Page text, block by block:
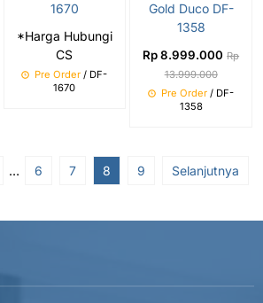
1670
*Harga Hubungi
CS
Pre Order / DF-
1670
Gold Duco DF-
1358
Rp 8.999.000 Rp
13.999.000
Pre Order / DF-
1358
… 6 7 8 9 Selanjutnya